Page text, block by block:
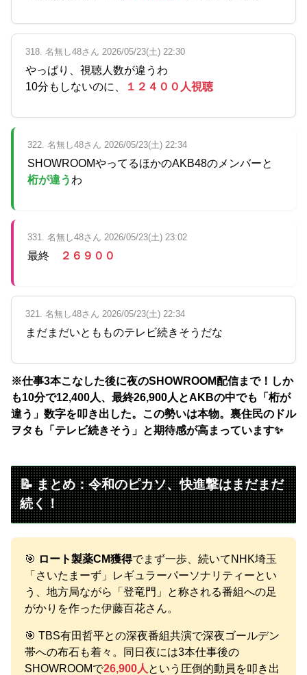
318. 名無し48さん 2026/05/23(土) 22:30
やっぱり、視聴人数が違うわ
10分もしないのに、
１２４００人視聴
322. 名無し48さん 2026/05/23(土) 22:34
SHOWROOMやってるほかのAKB48のメンバーと
桁が違うわ
331. 名無し48さん 2026/05/23(土) 23:02
最終 ２６９００
321. 名無し48さん 2026/05/23(土) 22:34
まだまだいともものテレビ続きそうだな
※仕事3本こなした後に夜のSHOWROOM配信まで！しか
も10分で12,400人、最終26,900人とAKBの中でも「桁が
違う」数字を叩き出した。この勢いは本物。裏住民のドル
ヲタも「テレビ続きそう」と期待感が高まっています✨
📝 まとめ：令和のピカソ、快進撃はまだまだ
続く！
🎯 ロート製薬CM獲得でまず一歩、続いてNHK埼玉
「さいたまーず」レギュラーパーソナリティーとい
う、地方局ながら「登竜門」と称される番組への足
がかりを作った伊藤百花さん。
🎯 TBS有田哲平との深夜番組共演で深夜ゴールデン
帯への布石も着々。同日夜には3本仕事後の
SHOWROOMで26,900人 という圧倒的動員を叩き出